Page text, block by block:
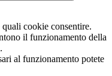
quali cookie consentire.
il funzionamento della
al funzionamento potete